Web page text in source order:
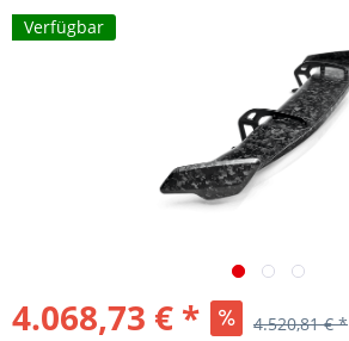
Verfügbar
4.068,73 € * 4.520,81 € *